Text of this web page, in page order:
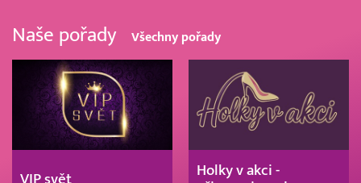
Naše pořady Všechny pořady
VIP svět
Holky v akci -